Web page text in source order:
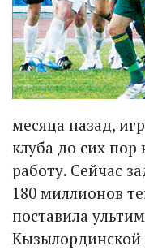
месяца назад,
клуба до сих пор
работу. Сейчас
180 миллионов
поставила
Кызылординской